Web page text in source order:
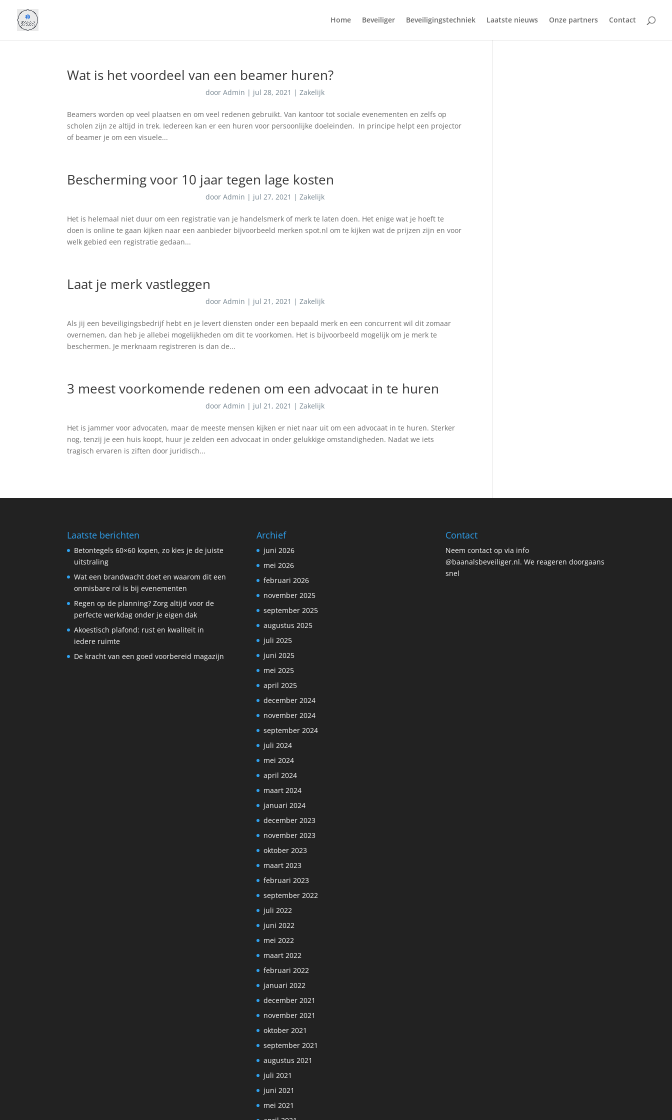
Home Beveiliger Beveiligingstechniek Laatste nieuws Onze partners Contact
Wat is het voordeel van een beamer huren?
doorAdmin | jul 28, 2021 |Zakelijk
Beamers worden op veel plaatsen en om veel redenen gebruikt. Van kantoor tot sociale evenementen en zelfs op
scholen zijn ze altijd in trek. Iedereen kan er een huren voor persoonlijke doeleinden. In principe helpt een projector
of beamer je om een visuele...
Bescherming voor 10 jaar tegen lage kosten
doorAdmin | jul 27, 2021 |Zakelijk
Het is helemaal niet duur om een registratie van je handelsmerk of merk te laten doen. Het enige wat je hoeft te
doen is online te gaan kijken naar een aanbieder bijvoorbeeld merken spot.nl om te kijken wat de prijzen zijn en voor
welk gebied een registratie gedaan...
Laat je merk vastleggen
doorAdmin | jul 21, 2021 |Zakelijk
Als jij een beveiligingsbedrijf hebt en je levert diensten onder een bepaald merk en een concurrent wil dit zomaar
overnemen, dan heb je allebei mogelijkheden om dit te voorkomen. Het is bijvoorbeeld mogelijk om je merk te
beschermen. Je merknaam registreren is dan de...
3 meest voorkomende redenen om een advocaat in te huren
doorAdmin | jul 21, 2021 |Zakelijk
Het is jammer voor advocaten, maar de meeste mensen kijken er niet naar uit om een advocaat in te huren. Sterker
nog, tenzij je een huis koopt, huur je zelden een advocaat in onder gelukkige omstandigheden. Nadat we iets
tragisch ervaren is ziften door juridisch...
Laatste berichten
Betontegels 60×60 kopen, zo kies je de juiste
uitstraling
Wat een brandwacht doet en waarom dit een
onmisbare rol is bij evenementen
Regen op de planning? Zorg altijd voor de
perfecte werkdag onder je eigen dak
Akoestisch plafond: rust en kwaliteit in
iedere ruimte
De kracht van een goed voorbereid magazijn
Archief
juni 2026
mei 2026
februari 2026
november 2025
september 2025
augustus 2025
juli 2025
juni 2025
mei 2025
april 2025
december 2024
november 2024
september 2024
juli 2024
mei 2024
april 2024
maart 2024
januari 2024
december 2023
november 2023
oktober 2023
maart 2023
februari 2023
september 2022
juli 2022
juni 2022
mei 2022
maart 2022
februari 2022
januari 2022
december 2021
november 2021
oktober 2021
september 2021
augustus 2021
juli 2021
juni 2021
mei 2021
Contact
Neem contact op via info
@baanalsbeveiliger.nl. We reageren doorgaans
snel